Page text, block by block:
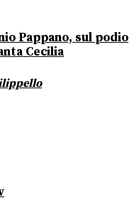
Pappano, sul podio
Cecilia